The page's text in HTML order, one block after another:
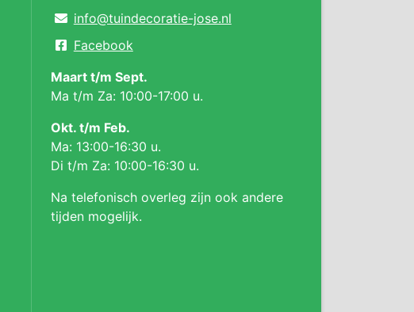
info@tuindecoratie-jose.nl
Facebook
Maart t/m Sept.
Ma t/m Za: 10:00-17:00 u.
Okt. t/m Feb.
Ma: 13:00-16:30 u.
Di t/m Za: 10:00-16:30 u.
Na telefonisch overleg zijn ook andere
tijden mogelijk.